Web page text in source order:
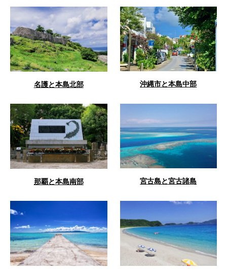
名護と本島北部 沖縄市と本島中部
那覇と本島南部 宮古島と宮古諸島